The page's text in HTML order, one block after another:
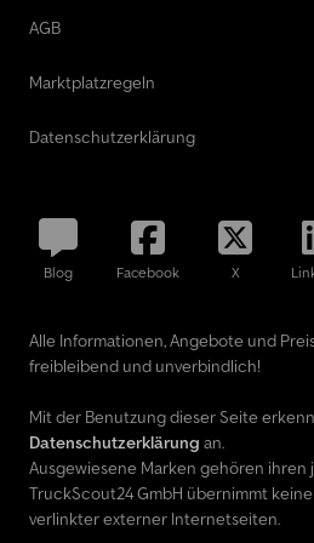
AGB
Marktplatzregeln
Datenschutzerklärung
Blog Facebook X
Alle Informationen, Angebote und
freibleibend und unverbindlich!
Mit der Benutzung dieser Seite
Datenschutzerklärung an.
Ausgewiesene Marken gehören ihren
TruckScout24 GmbH übernimmt
verlinkter externer Internetseiten.